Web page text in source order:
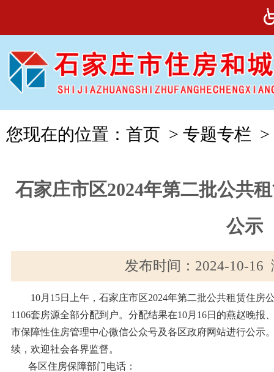
您现在的位置： 首页 > 专题专栏 >
石家庄市区2024年第二批公共
公示
发布时间：2024-10-16
10月15日上午，石家庄市区2024年第二批公共租赁住房
1106套房源全部分配到户。分配结果在10月16日的燕赵晚
市保障性住房管理中心微信公众号及各区政府网站进行公示
续，欢迎社会各界监督。
各区住房保障部门电话：